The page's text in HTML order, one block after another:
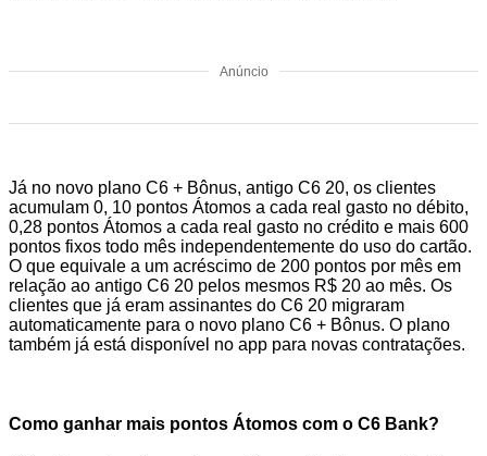
Anúncio
Já no novo plano C6 + Bônus, antigo C6 20, os clientes
acumulam 0, 10 pontos Átomos a cada real gasto no débito,
0,28 pontos Átomos a cada real gasto no crédito e mais 600
pontos fixos todo mês independentemente do uso do cartão.
O que equivale a um acréscimo de 200 pontos por mês em
relação ao antigo C6 20 pelos mesmos R$ 20 ao mês. Os
clientes que já eram assinantes do C6 20 migraram
automaticamente para o novo plano C6 + Bônus. O plano
também já está disponível no app para novas contratações.
Como ganhar mais pontos Átomos com o C6 Bank?